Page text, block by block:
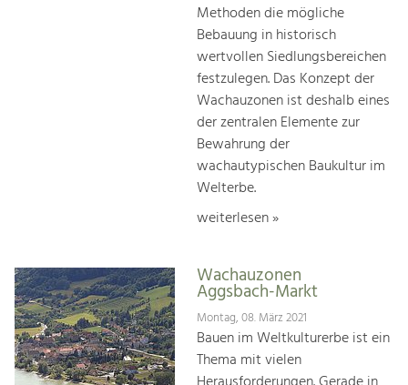
Methoden die mögliche
Bebauung in historisch
wertvollen Siedlungsbereichen
festzulegen. Das Konzept der
Wachauzonen ist deshalb eines
der zentralen Elemente zur
Bewahrung der
wachautypischen Baukultur im
Welterbe.
weiterlesen »
Wachauzonen
Aggsbach-Markt
Montag, 08. März 2021
Bauen im Weltkulturerbe ist ein
Thema mit vielen